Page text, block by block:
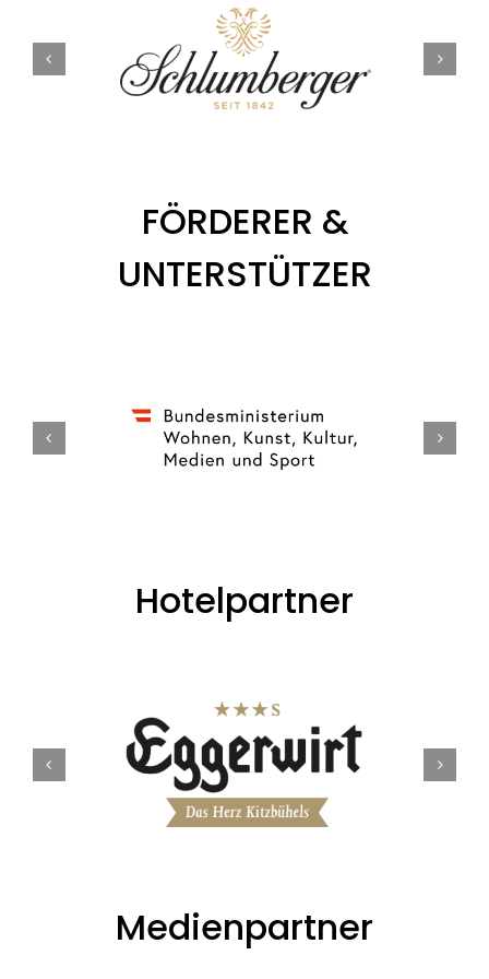
Kurier Romy 2026
FÖRDERER &
UNTERSTÜTZER
Hotelpartner
Medienpartner